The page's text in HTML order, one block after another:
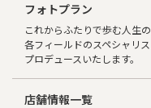
フォトプラン
これからふたりで歩む人生
各フィールドのスペシャリ
プロデュースいたします。
店舗情報一覧